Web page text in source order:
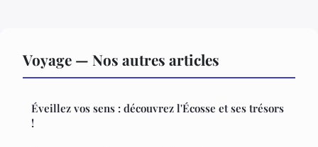
Voyage — Nos autres articles
Éveillez vos sens : découvrez l'Écosse et ses trésors
!